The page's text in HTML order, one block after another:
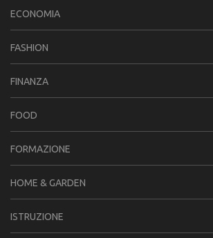
ECONOMIA
FASHION
FINANZA
FOOD
FORMAZIONE
HOME & GARDEN
ISTRUZIONE